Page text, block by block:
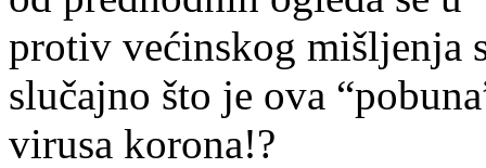
protiv većinskog mišljenja
slučajno što je ova
virusa korona!?